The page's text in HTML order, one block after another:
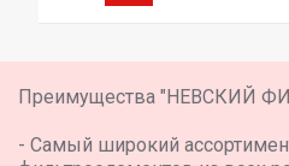
FORD 5 006 227
FORD 1 137 350
FORD 5 016 785
Преимущества "НЕВСКИЙ
- Самый широкий